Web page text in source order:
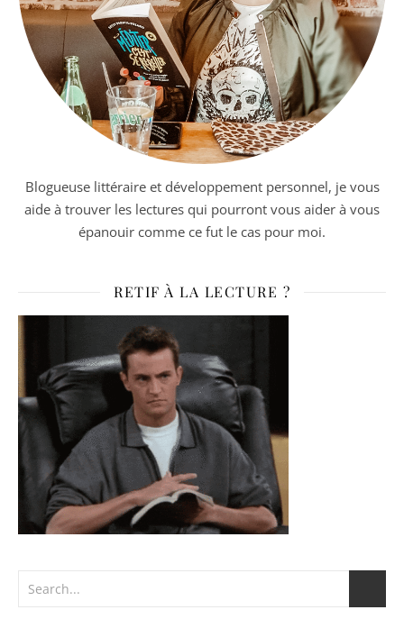
Blogueuse littéraire et développement personnel, je vous
aide à trouver les lectures qui pourront vous aider à vous
épanouir comme ce fut le cas pour moi.
RETIF À LA LECTURE ?